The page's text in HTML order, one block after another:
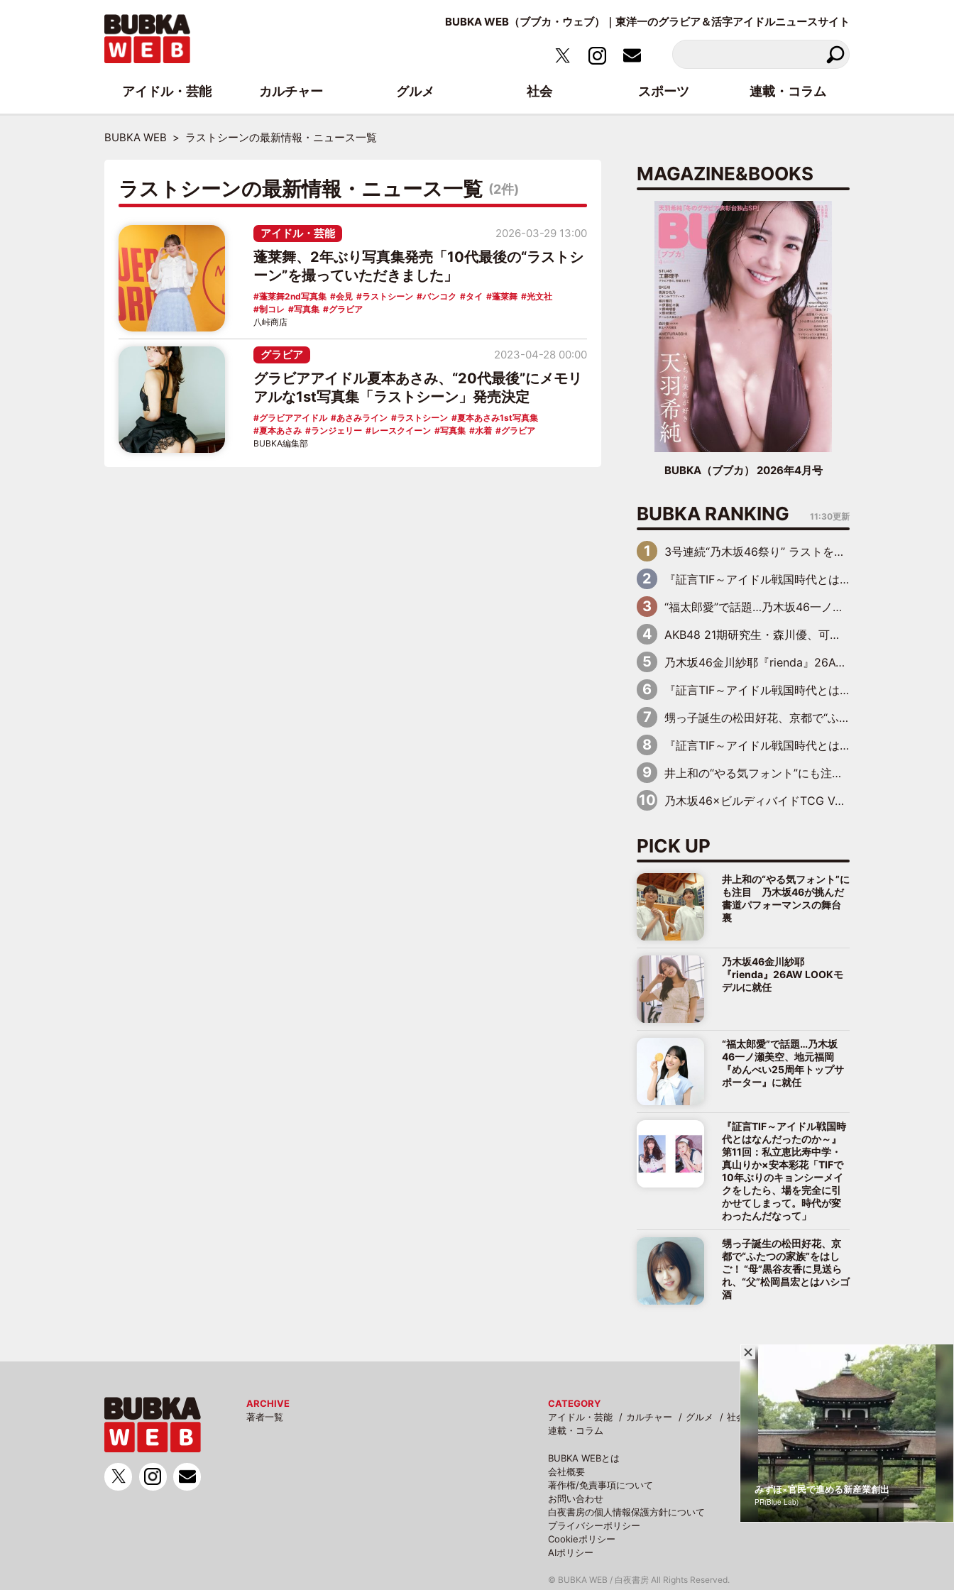
BUBKA WEB（ブブカ・ウェブ）｜東洋一のグラビア＆活字アイドルニュースサイト
BUBKA WEB ラストシーンの最新情報・ニュース一覧
ラストシーンの最新情報・ニュース一覧 (2件)
アイドル・芸能
蓬莱舞、2年ぶり写真集発売「10代最後の“ラストシ
ーン”を撮っていただきました」
蓬莱舞2nd写真集 会見 ラストシーン バンコク タイ 蓬莱舞
光文社
制コレ
写真集 グラビア
2026-03-29 13:00
八峠商店
グラビア
グラビアアイドル夏本あさみ、“20代最後”にメモリ
アルな1st写真集「ラストシーン」発売決定
グラビアアイドル あさみライン ラストシーン
夏本あさみ1st写真集
夏本あさみ
ランジェリー レースクイーン 写真集 水着 グラビア
2023-04-28 00:00
BUBKA編集部
MAGAZINE&BOOKS
BUBKA（ブブカ） 2026年4月号
BUBKA RANKING 11:30更新
3号連続“乃木坂46祭り” ラストを飾るのは賀喜遥香…5年ぶりの登場に「5年分大人になった私を見ていただけたら」
『証言TIF～アイドル戦国時代とはなんだったのか～』第6回：でんぱ組.inc・古川未鈴×相沢梨紗「『ハロプロやりたかったな』って言ったら、夢眠ねむさんに『てめえはでんぱ組．incなんだよ！』って肩パンされて(笑)」
“福太郎愛”で話題…乃木坂46一ノ瀬美空、地元福岡『めんべい25周年トップサポーター』に就任
AKB48 21期研究生・森川優、可愛さもある大人の女性に
乃木坂46金川紗耶『rienda』26AW LOOKモデルに就任
『証言TIF～アイドル戦国時代とはなんだったのか～』第11回：私立恵比寿中学・真山りか×安本彩花「TIFで10年ぶりのキョンシーメイクをしたら、場を完全に引かせてしまって。時代が変わったんだなって」
甥っ子誕生の松田好花、京都で“ふたつの家族”をはしご！ “母”黒谷友香に見送られ、“父”松岡昌宏とはハシゴ酒
『証言TIF～アイドル戦国時代とはなんだったのか～』第10回：さくら学院・武藤彩未×飯田らうら「正直、中3で辞めるというのを信じてなくて。そう言われてはいたけど、嘘でしょって」
井上和の“やる気フォント”にも注目 乃木坂46が挑んだ書道パフォーマンスの舞台裏
乃木坂46×ビルディバイドTCG Vol.2公開 賀喜遥香＆田村真佑が『京まふ』ステージに登壇
PICK UP
井上和の“やる気フォント”に
も注目 乃木坂46が挑んだ
書道パフォーマンスの舞台
裏
乃木坂46金川紗耶
『rienda』26AW LOOKモ
デルに就任
“福太郎愛”で話題…乃木坂
46一ノ瀬美空、地元福岡
『めんべい25周年トップサ
ポーター』に就任
『証言TIF～アイドル戦国時
代とはなんだったのか～』
第11回：私立恵比寿中学・
真山りか×安本彩花「TIFで
10年ぶりのキョンシーメイ
クをしたら、場を完全に引
かせてしまって。時代が変
わったんだなって」
甥っ子誕生の松田好花、京
都で“ふたつの家族”をはし
ご！ “母”黒谷友香に見送ら
れ、“父”松岡昌宏とはハシゴ
酒
ARCHIVE
著者一覧
CATEGORY
アイドル・芸能
カルチャー グルメ 社会
スポーツ
連載・コラム
BUBKA WEBとは
会社概要
著作権/免責事項について
お問い合わせ
白夜書房の個人情報保護方針について
プライバシーポリシー
Cookieポリシー
AIポリシー
© BUBKA WEB / 白夜書房 All Rights Reserved.
アイドル・芸能 カルチャー グルメ 社会 スポーツ 連載・コラム
みずほ×官民で進める新産業創出
PR(Blue Lab)